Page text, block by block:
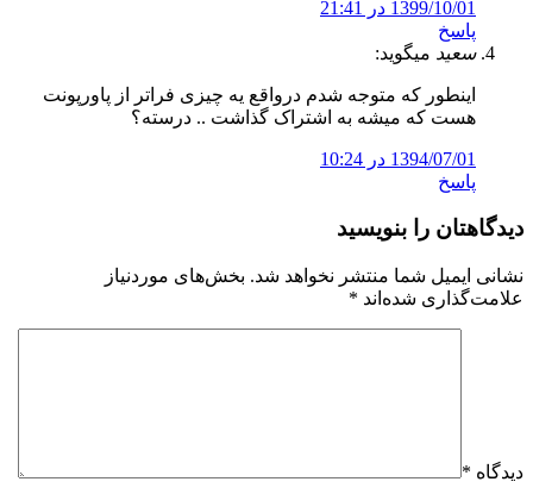
1399/10/01 در 21:41
پاسخ
سعید میگوید:
اینطور که متوجه شدم درواقع یه چیزی فراتر از پاورپونت
هست که میشه به اشتراک گذاشت .. درسته؟
1394/07/01 در 10:24
پاسخ
دیدگاهتان را بنویسید
نشانی ایمیل شما منتشر نخواهد شد. بخش‌های موردنیاز
علامت‌گذاری شده‌اند *
دیدگاه *